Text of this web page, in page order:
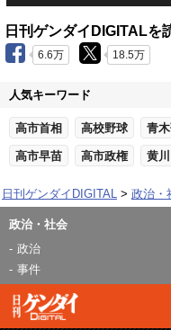
日刊ゲンダイDIGITALを
6.6万 18.5万
人気キーワード
高市首相 高校野球 青
高市早苗 高市政権 黄
日刊ゲンダイDIGITAL 政治・
政治・社会
政治
事件